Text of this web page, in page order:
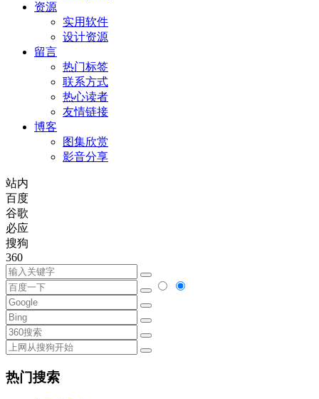
资源
实用软件
设计资源
留言
热门标签
联系方式
热心读者
友情链接
博客
图集欣赏
影音分享
站内
百度
谷歌
必应
搜狗
360
热门搜索